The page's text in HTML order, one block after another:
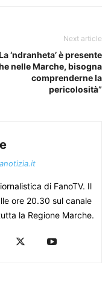
Next article
‘ndranheta’ è presente
nelle Marche, bisogna
comprenderne la
pericolosità”
di FanoTV. Il
ore 20.30 sul canale
la Regione Marche.